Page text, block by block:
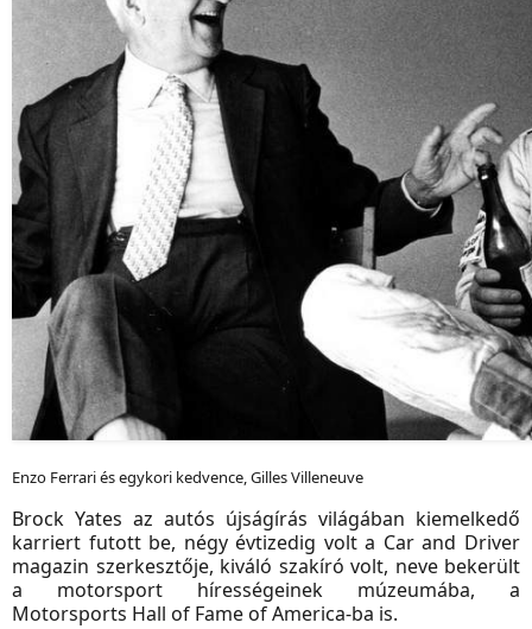
Enzo Ferrari és egykori kedvence, Gilles Villeneuve
Brock Yates az autós újságírás világában kiemelkedő
karriert futott be, négy évtizedig volt a Car and Driver
magazin szerkesztője, kiváló szakíró volt, neve bekerült
a motorsport hírességeinek múzeumába, a
Motorsports Hall of Fame of America-ba is.